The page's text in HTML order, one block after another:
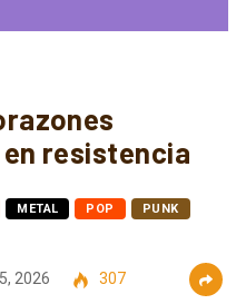
resistencia
METAL POP PUNK
2026 307